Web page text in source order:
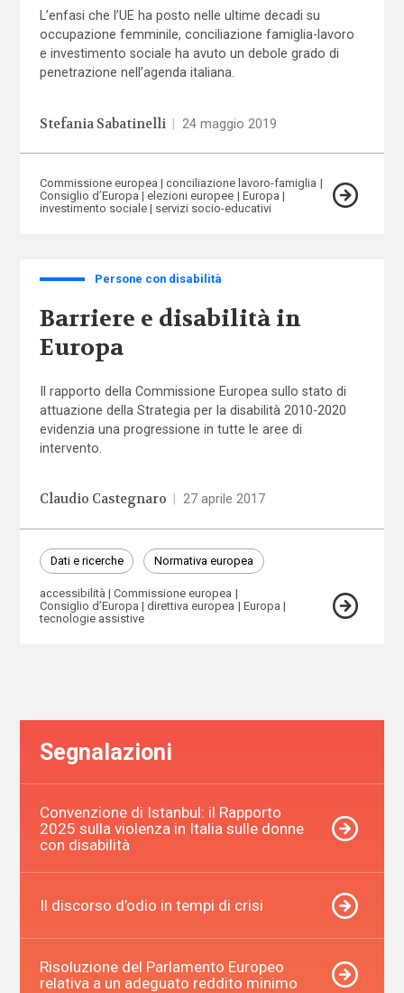
L’enfasi che l’UE ha posto nelle ultime decadi su
occupazione femminile, conciliazione famiglia-lavoro
e investimento sociale ha avuto un debole grado di
penetrazione nell’agenda italiana.
Stefania Sabatinelli | 24 maggio 2019
Commissione europea
conciliazione lavoro-famiglia
Consiglio d’Europa
elezioni europee
Europa
investimento sociale
servizi socio-educativi
Persone con disabilità
Barriere e disabilità in
Europa
Il rapporto della Commissione Europea sullo stato di
attuazione della Strategia per la disabilità 2010-2020
evidenzia una progressione in tutte le aree di
intervento.
Claudio Castegnaro 27 aprile 2017
Dati e ricerche Normativa europea
accessibilità
Commissione europea
Consiglio d’Europa
direttiva europea
Europa
tecnologie assistive
Segnalazioni
Convenzione di Istanbul: il Rapporto
2025 sulla violenza in Italia sulle donne
con disabilità
Il discorso d’odio in tempi di crisi
Risoluzione del Parlamento Europeo
relativa a un adeguato reddito minimo